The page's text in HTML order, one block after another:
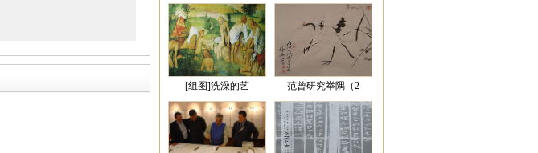
[组图]洗澡的艺 范曾研究举隅（2